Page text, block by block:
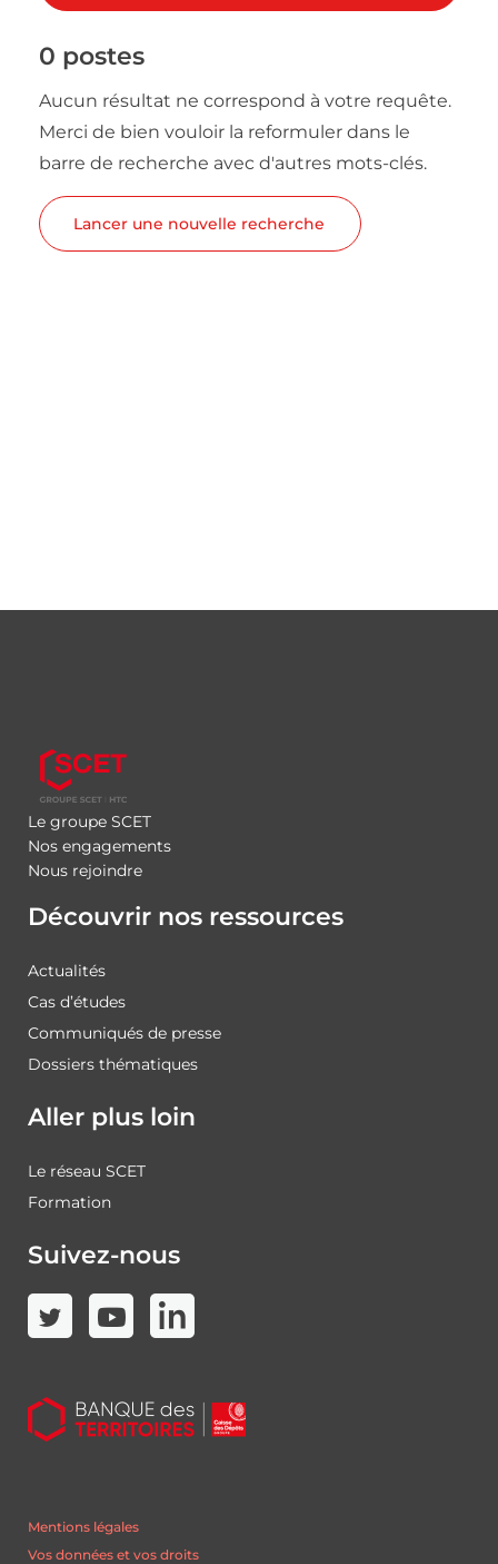
0 postes
Aucun résultat ne correspond à votre requête.
Merci de bien vouloir la reformuler dans le
barre de recherche avec d'autres mots-clés.
Lancer une nouvelle recherche
Le groupe SCET
Nos engagements
Nous rejoindre
Découvrir nos ressources
Actualités
Cas d’études
Communiqués de presse
Dossiers thématiques
Aller plus loin
Le réseau SCET
Formation
Suivez-nous
Mentions légales
Vos données et vos droits